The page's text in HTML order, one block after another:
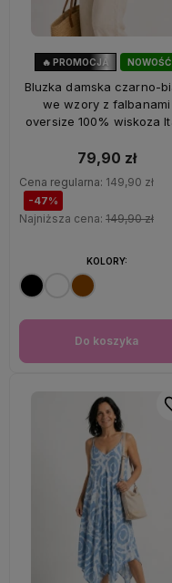
NOWOŚĆ
🔥 PROMOCJA
Bluzka damska czarno-
we wzory z falbanami
oversize 100% wiskoza
79,90 zł
Cena regularna: 149,90 zł
-47%
Najniższa cena: 149,90 zł
Do koszyka
KOLORY: